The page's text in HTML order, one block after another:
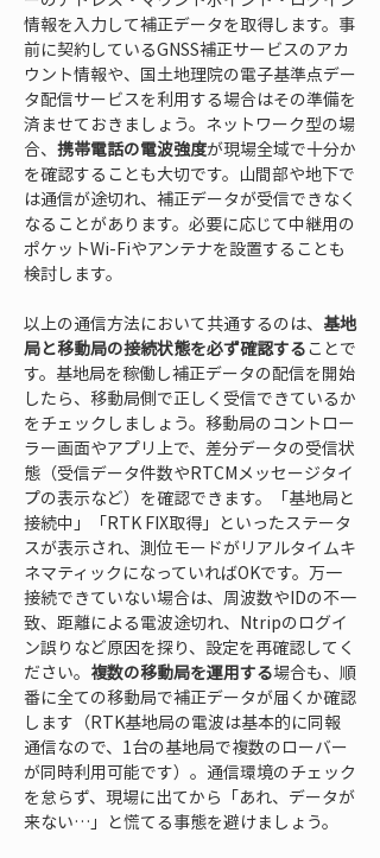
情報を入力して補正データを取得します。事
前に契約しているGNSS補正サービスのアカ
ウント情報や、国土地理院の電子基準点デー
タ配信サービスを利用する場合はその準備を
済ませておきましょう。ネットワーク型の場
合、 携帯電話の電波強度が現場全域で十分か
を確認することも大切です。山間部や地下で
は通信が途切れ、補正データが受信できなく
なることがあります。必要に応じて中継用の
ポケットWi-Fiやアンテナを設置することも
検討します。
以上の通信方法において共通するのは、 基地
局と移動局の接続状態を必ず確認することで
す。基地局を稼働し補正データの配信を開始
したら、移動局側で正しく受信できているか
をチェックしましょう。移動局のコントロー
ラー画面やアプリ上で、差分データの受信状
態（受信データ件数やRTCMメッセージタイ
プの表示など）を確認できます。「基地局と
接続中」「RTK FIX取得」といったステータ
スが表示され、測位モードがリアルタイムキ
ネマティックになっていればOKです。万一
接続できていない場合は、周波数やIDの不一
致、距離による電波途切れ、Ntripのログイ
ン誤りなど原因を探り、設定を再確認してく
ださい。 複数の移動局を運用する場合も、順
番に全ての移動局で補正データが届くか確認
します（RTK基地局の電波は基本的に同報
通信なので、1台の基地局で複数のローバー
が同時利用可能です）。通信環境のチェック
を怠らず、現場に出てから「あれ、データが
来ない…」と慌てる事態を避けましょう。